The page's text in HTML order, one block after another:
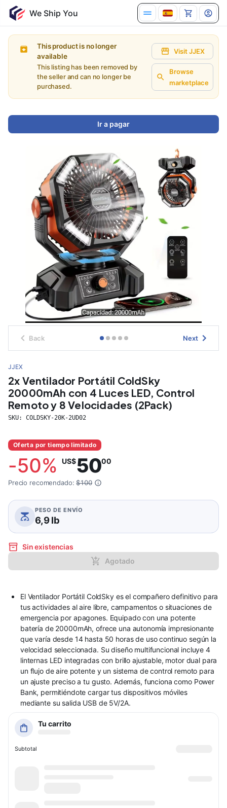
This product is no longer
available
This listing has been removed by
the seller and can no longer be
purchased.
Visit JJEX
Browse
marketplace
Ir a pagar
Back Next
JJEX
2x Ventilador Portátil ColdSky
20000mAh con 4 Luces LED, Control
Remoto y 8 Velocidades (2Pack)
SKU: COLDSKY-20K-2UD02
Oferta por tiempo limitado
-50% US$5000
Precio recomendado:$100
PESO DE ENVÍO
6,9 lb
Sin existencias
Agotado
El Ventilador Portátil ColdSky es el compañero definitivo para
tus actividades al aire libre, campamentos o situaciones de
emergencia por apagones. Equipado con una potente
batería de 20000mAh, ofrece una autonomía impresionante
que varía desde 14 hasta 50 horas de uso continuo según la
velocidad seleccionada. Su diseño multifuncional incluye 4
linternas LED integradas con brillo ajustable, motor dual para
un flujo de aire potente y un sistema de control remoto para
un ajuste preciso a tu gusto. Además, funciona como Power
Bank, permitiéndote cargar tus dispositivos móviles
mediante su salida USB de 5V/2A.
Tu carrito
Subtotal